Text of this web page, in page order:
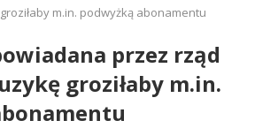
m.in. podwyżką abonamentu
przez rząd
groziłaby m.in.